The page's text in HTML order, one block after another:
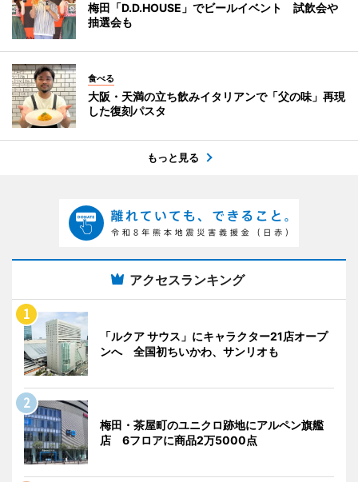
梅田「D.D.HOUSE」でビールイベント 試飲会や
抽選会も
食べる
大阪・天満の立ち飲みイタリアンで「父の味」再現
した復刻パスタ
もっと見る
アクセスランキング
「ルクア サウス」にキャラクター21店オープ
ンへ 全国初ちいかわ、サンリオも
梅田・茶屋町のユニクロ跡地にアルペン旗艦
店 6フロアに商品2万5000点